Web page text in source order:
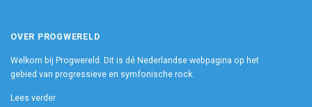
OVER PROGWERELD
Welkom bij Progwereld. Dit is dé Nederlandse webpagina op het
gebied van progressieve en symfonische rock.
Lees verder